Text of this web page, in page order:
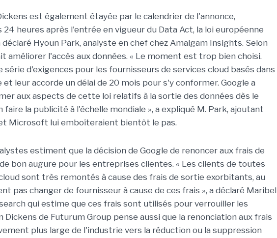
est également étayée par le calendrier de l'annonce,
24 heures après l'entrée en vigueur du Data Act, la loi européenne
déclaré Hyoun Park, analyste en chef chez Amalgam Insights. Selon
améliorer l'accès aux données. « Le moment est trop bien choisi.
d'exigences pour les fournisseurs de services cloud basés dans
et leur accorde un délai de 20 mois pour s'y conformer. Google a
aux aspects de cette loi relatifs à la sortie des données dès le
la publicité à l'échelle mondiale », a expliqué M. Park, ajoutant
Microsoft lui emboîteraient bientôt le pas.
estiment que la décision de Google de renoncer aux frais de
bon augure pour les entreprises clientes. « Les clients de toutes
sont très remontés à cause des frais de sortie exorbitants, au
pas changer de fournisseur à cause de ces frais », a déclaré Maribel
qui estime que ces frais sont utilisés pour verrouiller les
de Futurum Group pense aussi que la renonciation aux frais
plus large de l'industrie vers la réduction ou la suppression